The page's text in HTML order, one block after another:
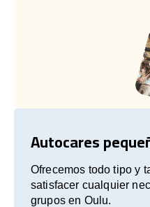
Autocares
Ofrecemos todo tipo y
satisfacer cualquier
grupos en Oulu.